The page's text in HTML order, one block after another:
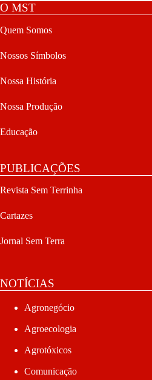
O MST
Quem Somos
Nossos Símbolos
Nossa História
Nossa Produção
Educação
PUBLICAÇÕES
Revista Sem Terrinha
Cartazes
Jornal Sem Terra
NOTÍCIAS
Agronegócio
Agroecologia
Agrotóxicos
Comunicação